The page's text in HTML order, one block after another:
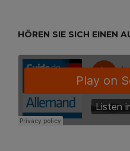
HÖREN SIE SICH EINEN